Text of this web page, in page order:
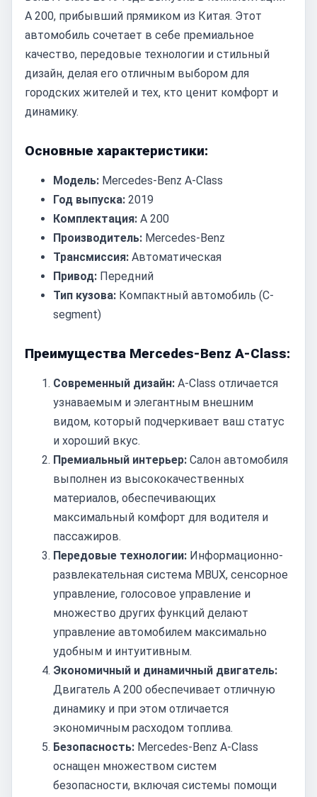
A 200, прибывший прямиком из Китая. Этот
автомобиль сочетает в себе премиальное
качество, передовые технологии и стильный
дизайн, делая его отличным выбором для
городских жителей и тех, кто ценит комфорт и
динамику.
Основные характеристики:
Модель: Mercedes-Benz A-Class
Год выпуска: 2019
Комплектация: A 200
Производитель: Mercedes-Benz
Трансмиссия: Автоматическая
Привод: Передний
Тип кузова: Компактный автомобиль (C-
segment)
Преимущества Mercedes-Benz A-Class:
Современный дизайн: A-Class отличается
узнаваемым и элегантным внешним
видом, который подчеркивает ваш статус
и хороший вкус.
Премиальный интерьер: Салон автомобиля
выполнен из высококачественных
материалов, обеспечивающих
максимальный комфорт для водителя и
пассажиров.
Передовые технологии: Информационно-
развлекательная система MBUX, сенсорное
управление, голосовое управление и
множество других функций делают
управление автомобилем максимально
удобным и интуитивным.
Экономичный и динамичный двигатель:
Двигатель A 200 обеспечивает отличную
динамику и при этом отличается
экономичным расходом топлива.
Безопасность: Mercedes-Benz A-Class
оснащен множеством систем
безопасности, включая системы помощи